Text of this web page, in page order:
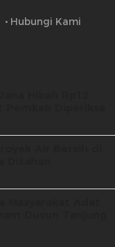
Hubungi Kami